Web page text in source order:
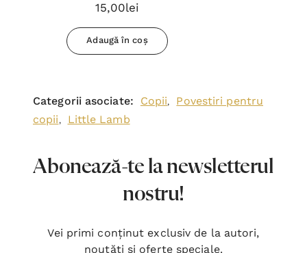
15,00lei
Adaugă în coș
Categorii asociate: Copii,
Povestiri pentru
copii, Little Lamb
Abonează-te la newsletterul
nostru!
Vei primi conținut exclusiv de la autori,
noutăți şi oferte speciale.